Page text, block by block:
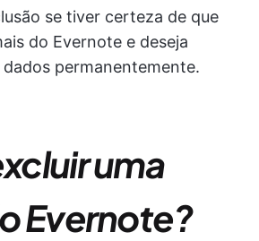
se tiver certeza de que
do Evernote e deseja
permanentemente.
uma
Evernote?